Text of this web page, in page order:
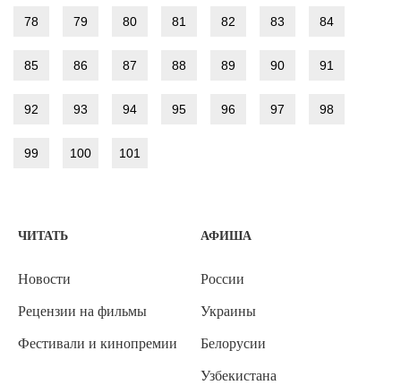
78 79 80 81 82 83 84
85 86 87 88 89 90 91
92 93 94 95 96 97 98
99 100 101
ЧИТАТЬ
Новости
Рецензии на фильмы
Фестивали и кинопремии
АФИША
России
Украины
Белорусии
Узбекистана